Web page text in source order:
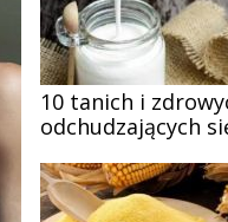
10 tanich i
odchudzających